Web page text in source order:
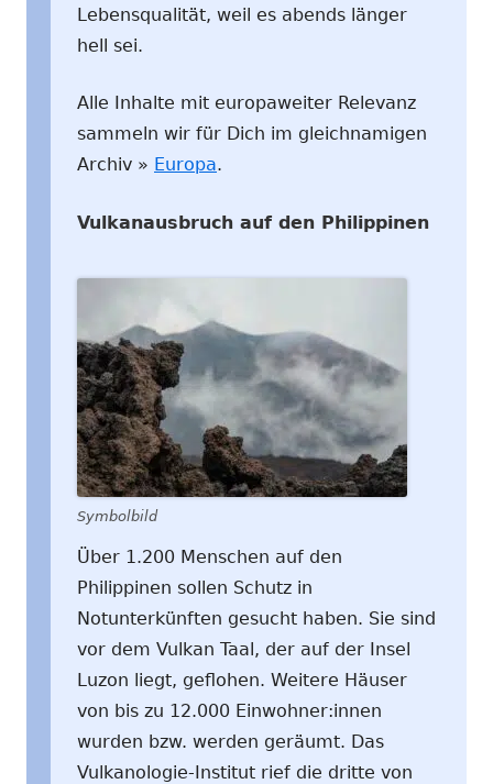
Lebensqualität, weil es abends länger
hell sei.
Alle Inhalte mit europaweiter Relevanz
sammeln wir für Dich im gleichnamigen
Archiv » Europa.
Vulkanausbruch auf den Philippinen
Symbolbild
Über 1.200 Menschen auf den
Philippinen sollen Schutz in
Notunterkünften gesucht haben. Sie sind
vor dem Vulkan Taal, der auf der Insel
Luzon liegt, geflohen. Weitere Häuser
von bis zu 12.000 Einwohner:innen
wurden bzw. werden geräumt. Das
Vulkanologie-Institut rief die dritte von